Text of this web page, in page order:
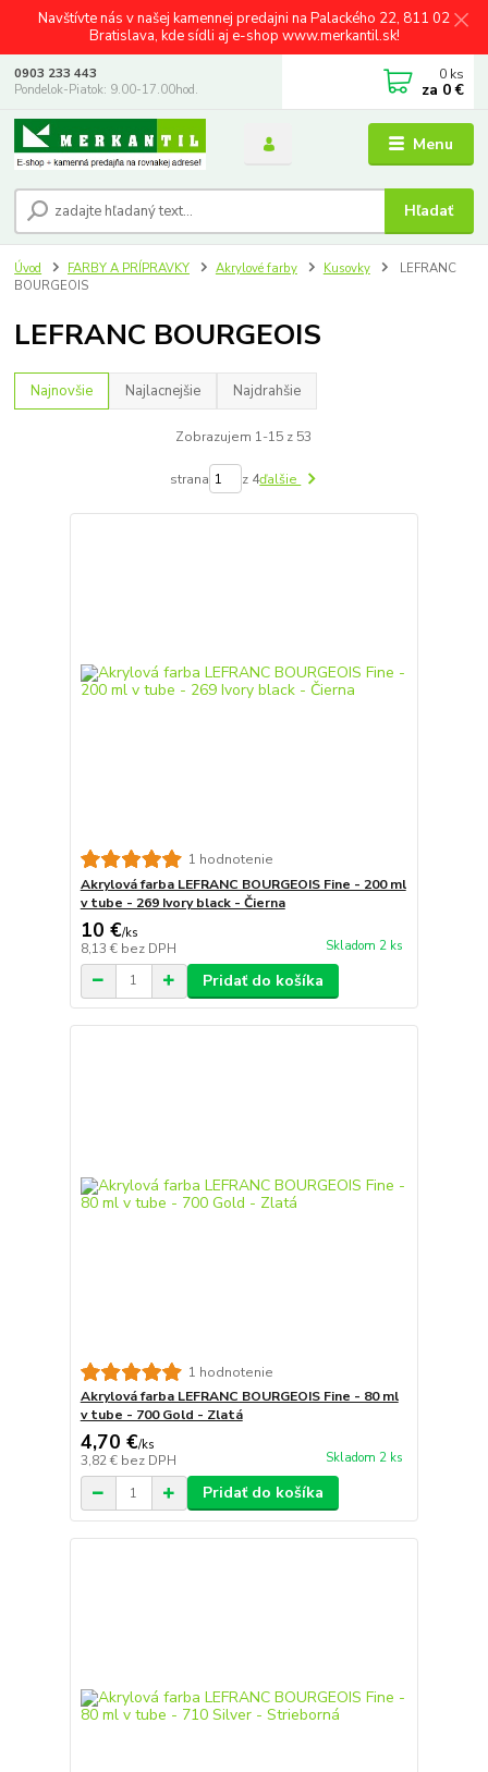
Navštívte nás v našej kamennej predajni na Palackého 22, 811 02
Bratislava, kde sídli aj e-shop www.merkantil.sk!
Menu
Hľadať
0903 233 443
Pondelok-Piatok: 9.00-17.00hod.
0 ks
za 0 €
Úvod FARBY A PRÍPRAVKY Akrylové farby Kusovky
LEFRANC
BOURGEOIS
LEFRANC BOURGEOIS
Najnovšie Najlacnejšie Najdrahšie
Zobrazujem 1-15 z 53
strana z 4ďalšie
1 hodnotenie
Akrylová farba LEFRANC BOURGEOIS Fine - 200 ml
v tube - 269 Ivory black - Čierna
10 €/ks
8,13 € bez DPH Skladom 2 ks
Pridať do košíka
1 hodnotenie
Akrylová farba LEFRANC BOURGEOIS Fine - 80 ml
v tube - 700 Gold - Zlatá
4,70 €/ks
3,82 € bez DPH Skladom 2 ks
Pridať do košíka